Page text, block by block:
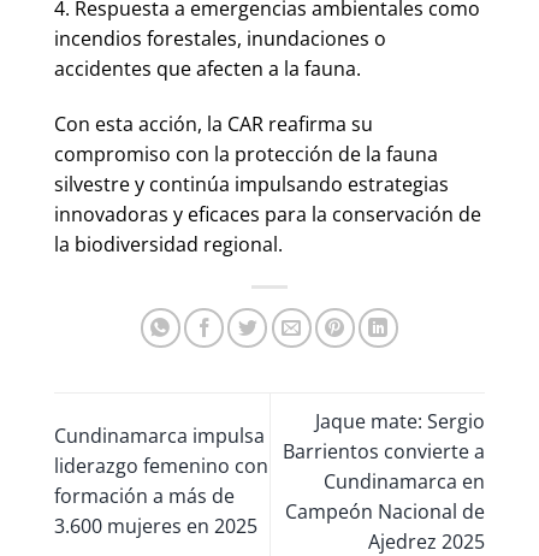
4. Respuesta a emergencias ambientales como
incendios forestales, inundaciones o
accidentes que afecten a la fauna.
Con esta acción, la CAR reafirma su
compromiso con la protección de la fauna
silvestre y continúa impulsando estrategias
innovadoras y eficaces para la conservación de
la biodiversidad regional.
Cundinamarca impulsa
liderazgo femenino con
formación a más de
3.600 mujeres en 2025
Jaque mate: Sergio
Barrientos convierte a
Cundinamarca en
Campeón Nacional de
Ajedrez 2025